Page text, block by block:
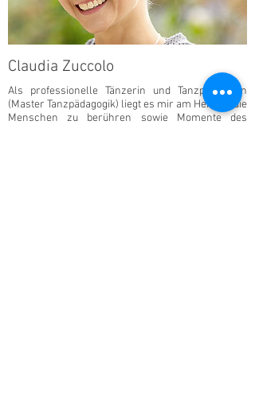
Claudia Zuccolo
Als professionelle Tänzerin und Tanzpädagogin
(Master Tanzpädagogik) liegt es mir am Herzen, die
Menschen zu berühren sowie Momente des